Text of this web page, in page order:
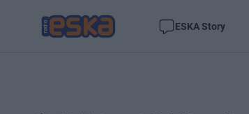
ESKA Story